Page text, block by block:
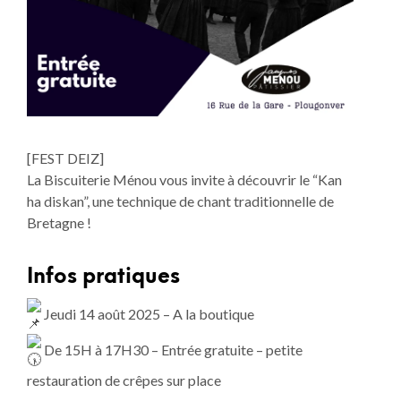
[FEST DEIZ]
La Biscuiterie Ménou vous invite à découvrir le “Kan
ha diskan”, une technique de chant traditionnelle de
Bretagne !
Infos pratiques
Jeudi 14 août 2025 – A la boutique
De 15H à 17H30 – Entrée gratuite – petite
restauration de crêpes sur place